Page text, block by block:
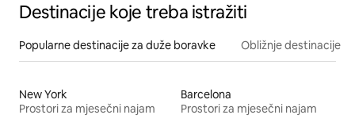
Destinacije koje treba istražiti
Popularne destinacije za duže boravke Obližnje destinacije
New York
Prostori za mjesečni najam
Barcelona
Prostori za mjesečni najam